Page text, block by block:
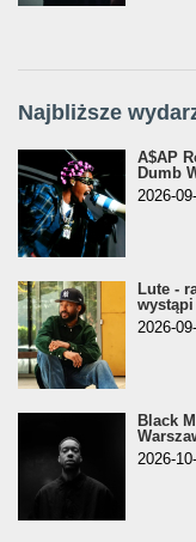
Najbliższe
A$AP
Dumb
2026-
Lute -
2026-
Black
2026-